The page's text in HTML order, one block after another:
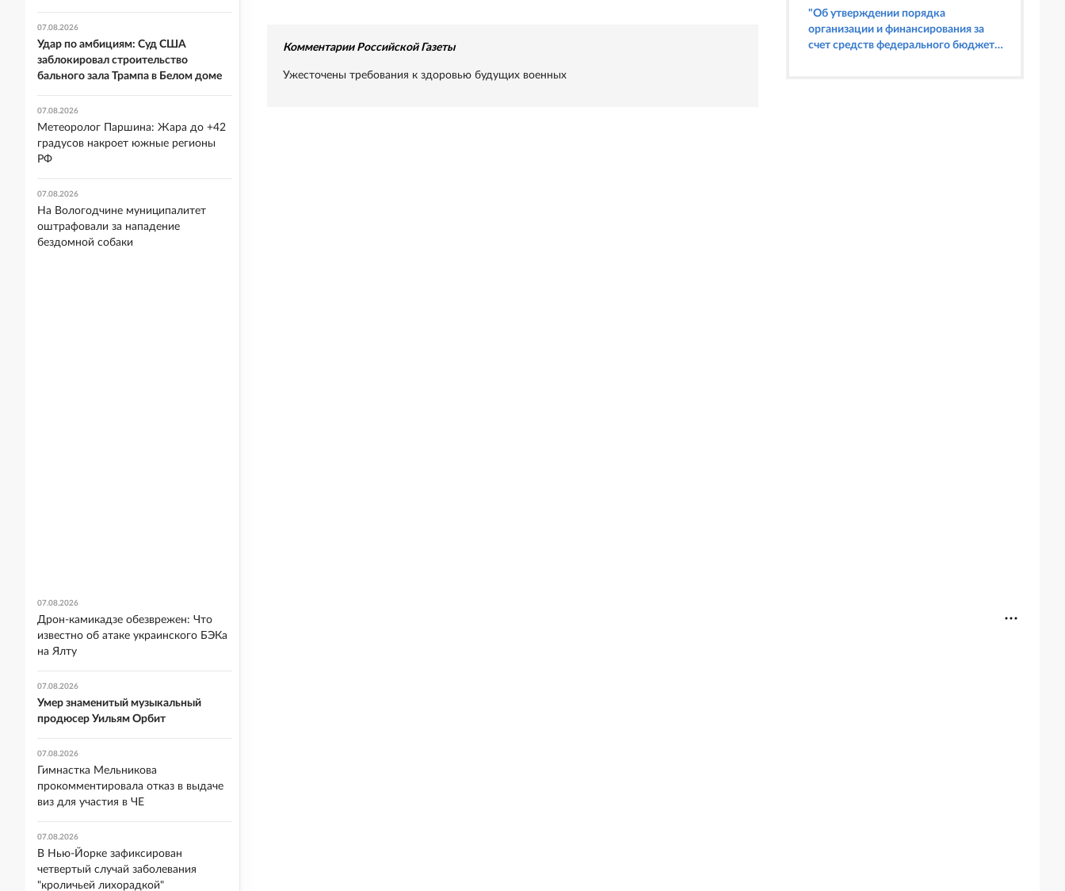
Комментарии Российской Газеты
Ужесточены требования к здоровью будущих военных
статьей 19.4.1, частями 6 и 15 статьи
19.5, статьями 19.6 и 19.7, частью 1
статьи 19.26, статьей 19.33, частями 1,
2, 2.1, 6 и 6.1 статьи 20.4 Кодекса
"Об утверждении порядка
организации и финансирования за
счет средств федерального бюджета
07.08.2026
Удар по амбициям: Суд США
заблокировал строительство
бального зала Трампа в Белом доме
07.08.2026
Метеоролог Паршина: Жара до +42
градусов накроет южные регионы
РФ
07.08.2026
На Вологодчине муниципалитет
оштрафовали за нападение
бездомной собаки
07.08.2026
Дрон-камикадзе обезврежен: Что
известно об атаке украинского БЭКа
на Ялту
07.08.2026
Умер знаменитый музыкальный
продюсер Уильям Орбит
07.08.2026
Гимнастка Мельникова
прокомментировала отказ в выдаче
виз для участия в ЧЕ
07.08.2026
В Нью-Йорке зафиксирован
четвертый случай заболевания
"кроличьей лихорадкой"